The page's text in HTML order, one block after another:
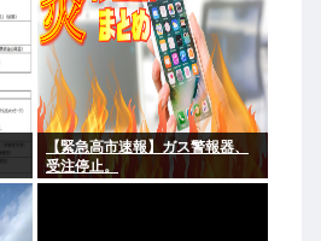
【緊急高市速報】ガス警報器、
受注停止。